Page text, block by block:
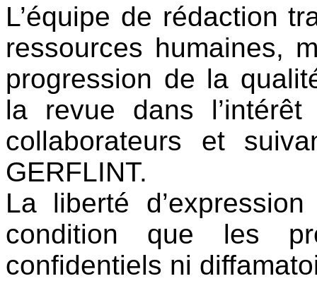
L’équipe de rédaction
ressources humaines,
progression de la
la revue dans
collaborateurs et
GERFLINT.
La liberté
condition que les
confidentiels ni